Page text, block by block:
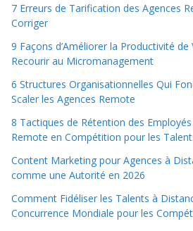
7 Erreurs de Tarification des Agences
Corriger
9 Façons d’Améliorer la Productivité de
Recourir au Micromanagement
6 Structures Organisationnelles Qui
Scaler les Agences Remote
8 Tactiques de Rétention des
Remote en Compétition pour les
Content Marketing pour Agences à
comme une Autorité en 2026
Comment Fidéliser les Talents à
Concurrence Mondiale pour les